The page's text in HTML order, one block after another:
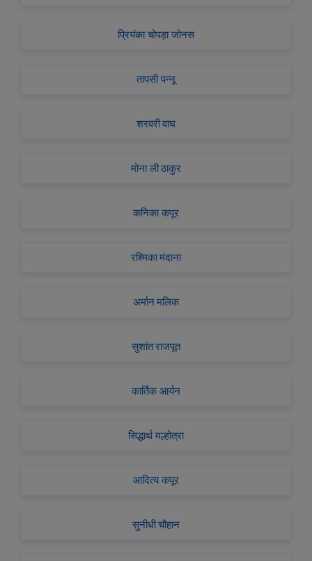
प्रियंका चोपड़ा जोनस
तापसी पन्नू
शरवरी वाघ
मोना ली ठाकुर
कनिका कपूर
रश्मिका मंदाना
अर्मान मलिक
सुशांत राजपूत
कार्तिक आर्यन
सिद्धार्थ मल्होत्रा
आदित्य कपूर
सुनीधी चौहान